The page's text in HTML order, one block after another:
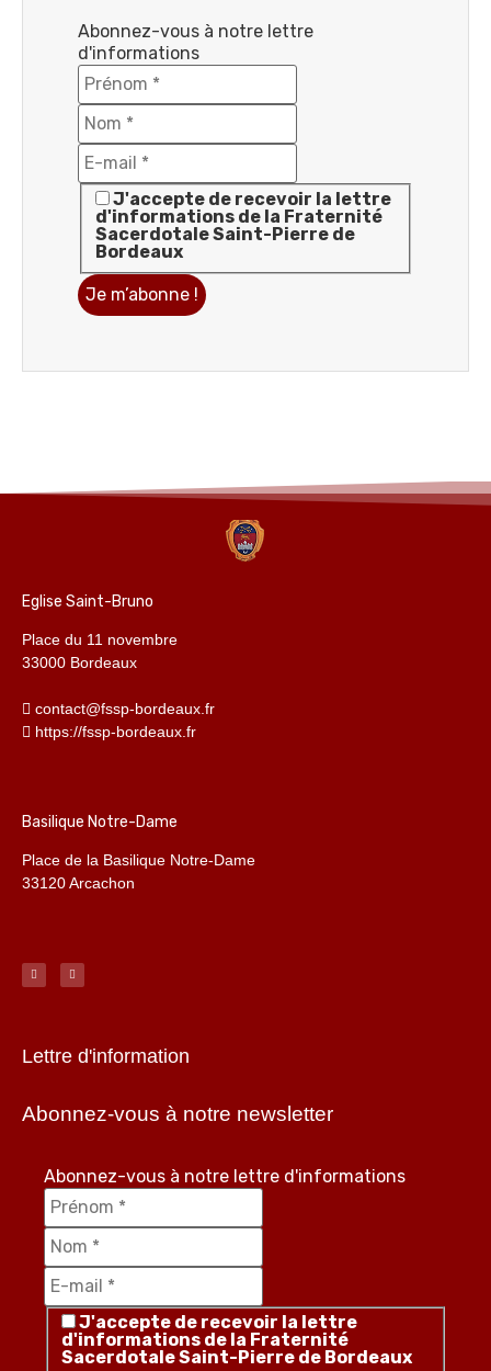
Abonnez-vous à notre lettre
d'informations
J'accepte de recevoir la lettre
d'informations de la Fraternité
Sacerdotale Saint-Pierre de
Bordeaux
Eglise Saint-Bruno
Place du 11 novembre
33000 Bordeaux
contact@fssp-bordeaux.fr
https://fssp-bordeaux.fr
Basilique Notre-Dame
Place de la Basilique Notre-Dame
33120 Arcachon
Lettre d'information
Abonnez-vous à notre newsletter
Abonnez-vous à notre lettre d'informations
J'accepte de recevoir la lettre
d'informations de la Fraternité
Sacerdotale Saint-Pierre de Bordeaux